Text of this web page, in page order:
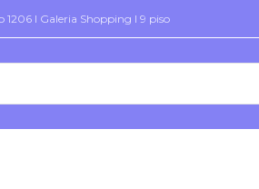
1206 I Galeria Shopping I 9 piso